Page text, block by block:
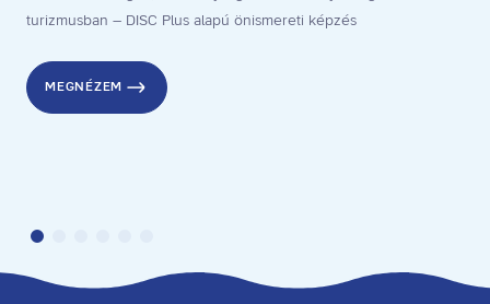
turizmusban – DISC Plus alapú önismereti képzés
MEGNÉZEM